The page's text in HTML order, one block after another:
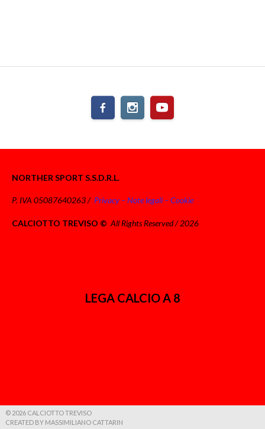
NORTHER SPORT S.S.D.R.L.
P. IVA 05087640263 / Privacy – Note legali – Cookie
CALCIOTTO TREVISO © All Rights Reserved / 2026
LEGA CALCIO A 8
© 2026 CALCIOTTO TREVISO
CREATED BY MASSIMILIANO CATTARIN